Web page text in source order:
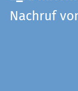
Nachruf